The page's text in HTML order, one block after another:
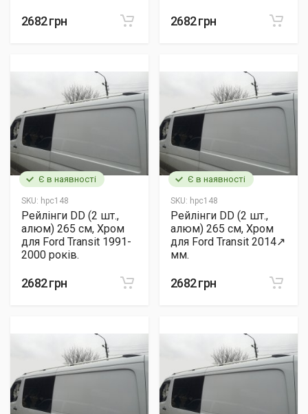
2682 грн 2682 грн
Є в наявності
SKU: hpc148
Рейлінги DD (2 шт.,
алюм) 265 см, Хром
для Ford Transit 1991-
2000 років.
2682 грн
Є в наявності
SKU: hpc148
Рейлінги DD (2 шт.,
алюм) 265 см, Хром
для Ford Transit 2014↗
мм.
2682 грн